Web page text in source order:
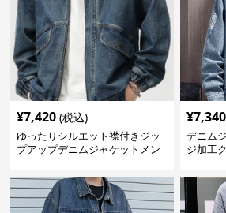
¥7,420 (税込)
ゆったりシルエット襟付きジッ
プアップデニムジャケットメン
¥7,340
デニム
ジ加工